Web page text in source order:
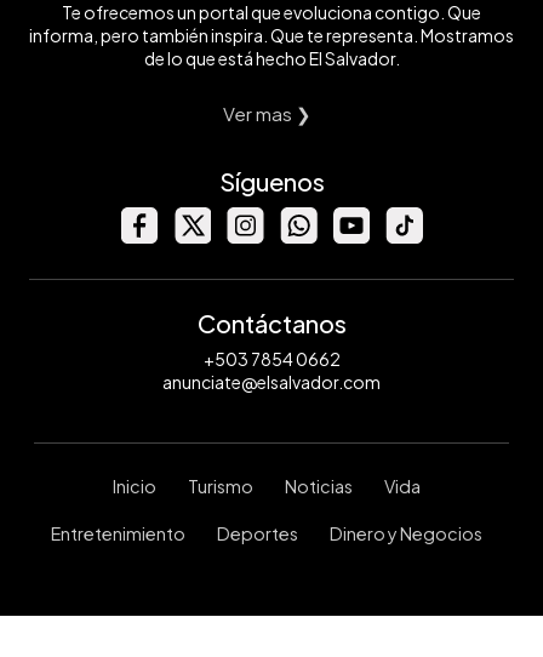
Te ofrecemos un portal que evoluciona contigo. Que
informa, pero también inspira. Que te representa. Mostramos
de lo que está hecho El Salvador.
Ver mas ❯
Síguenos
Contáctanos
+503 7854 0662
anunciate@elsalvador.com
Inicio Turismo Noticias Vida
Entretenimiento Deportes Dinero y Negocios